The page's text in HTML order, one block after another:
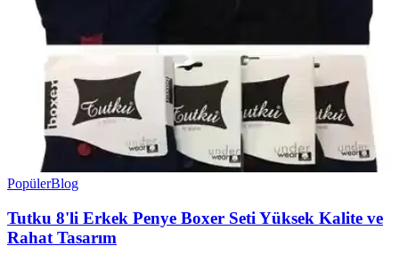
PopülerBlog
Tutku 8'li Erkek Penye Boxer Seti Yüksek Kalite ve
Rahat Tasarım